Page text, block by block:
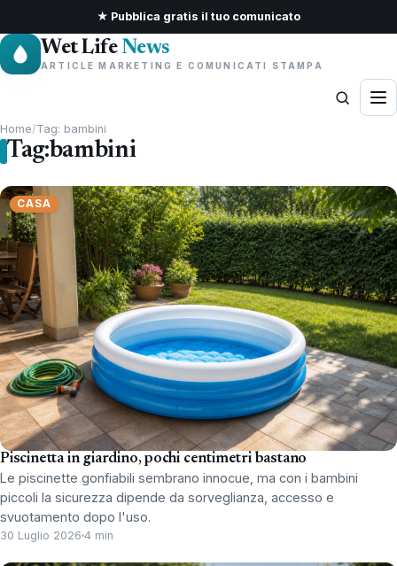
★ Pubblica gratis il tuo comunicato
Wet Life News
ARTICLE MARKETING E COMUNICATI STAMPA
Home/Tag: bambini
Tag:bambini
CASA
Piscinetta in giardino, pochi centimetri bastano
Le piscinette gonfiabili sembrano innocue, ma con i bambini
piccoli la sicurezza dipende da sorveglianza, accesso e
svuotamento dopo l'uso.
30 Luglio 2026 4 min